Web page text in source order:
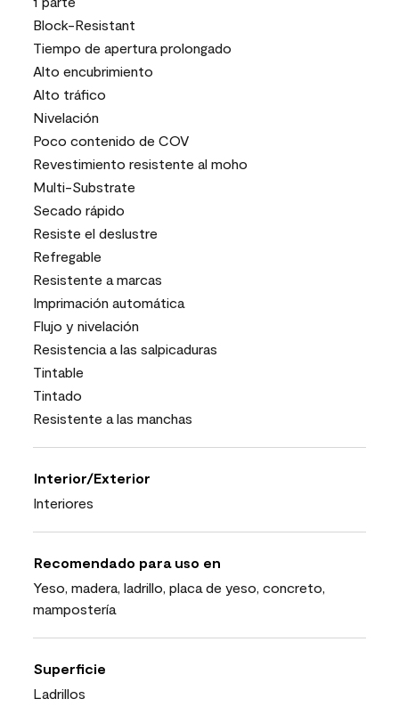
Block-Resistant
Tiempo de apertura prolongado
Alto encubrimiento
Alto tráfico
Nivelación
Poco contenido de COV
Revestimiento resistente al moho
Multi-Substrate
Secado rápido
Resiste el deslustre
Refregable
Resistente a marcas
Imprimación automática
Flujo y nivelación
Resistencia a las salpicaduras
Tintable
Tintado
Resistente a las manchas
Interior/Exterior
Interiores
Recomendado para uso en
Yeso, madera, ladrillo, placa de yeso, concreto,
mampostería
Superficie
Ladrillos